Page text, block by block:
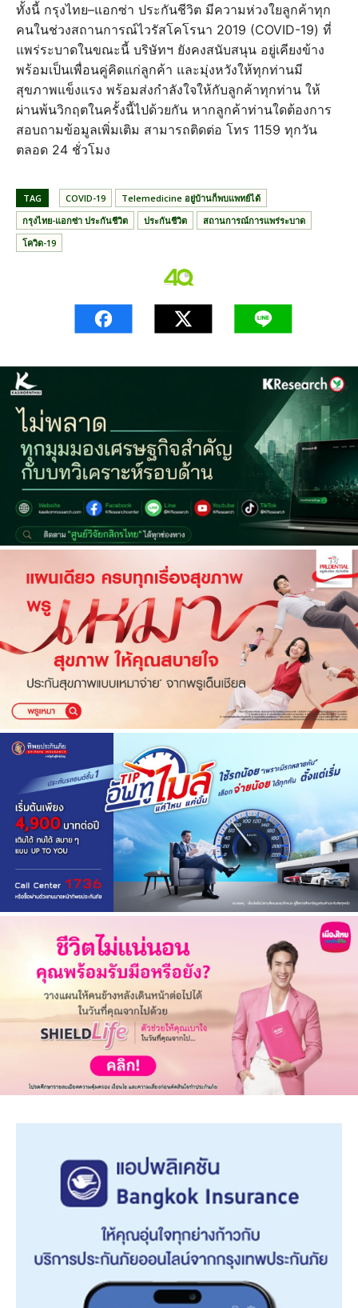
ทั้งนี้ กรุงไทย–แอกซ่า ประกันชีวิต มีความห่วงใยลูกค้าทุก
คนในช่วงสถานการณ์ไวรัสโคโรนา 2019 (COVID-19) ที่
แพร่ระบาดในขณะนี้ บริษัทฯ ยังคงสนับสนุน อยู่เคียงข้าง
พร้อมเป็นเพื่อนคู่คิดแก่ลูกค้า และมุ่งหวังให้ทุกท่านมี
สุขภาพแข็งแรง พร้อมส่งกำลังใจให้กับลูกค้าทุกท่าน ให้
ผ่านพ้นวิกฤตในครั้งนี้ไปด้วยกัน หากลูกค้าท่านใดต้องการ
สอบถามข้อมูลเพิ่มเติม สามารถติดต่อ โทร 1159 ทุกวัน
ตลอด 24 ชั่วโมง
TAG COVID-19
Telemedicine อยู่บ้านก็พบแพทย์ได้
กรุงไทย-แอกซ่า ประกันชีวิต
ประกันชีวิต
สถานการณ์การแพร่ระบาด
โควิด-19